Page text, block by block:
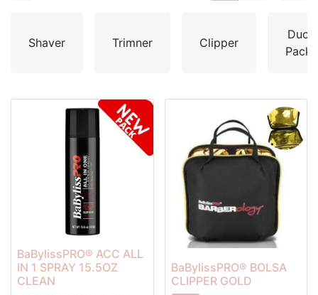
Shaver Trimner Clipper
Duo
Pack
BaBylissPRO® ACC ALL
IN 1 SPRAY 15.5OZ
CLEAN
BaBylissPRO® BOLSA
CLIPPER GOLD